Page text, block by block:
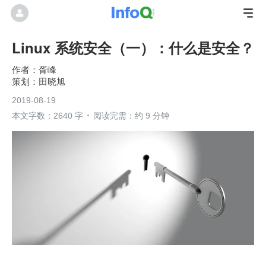
Linux 系统安全（一）：什么是安全？
胥峰
田晓旭
2019-08-19
本文字数：2640 字
阅读完需：约 9 分钟